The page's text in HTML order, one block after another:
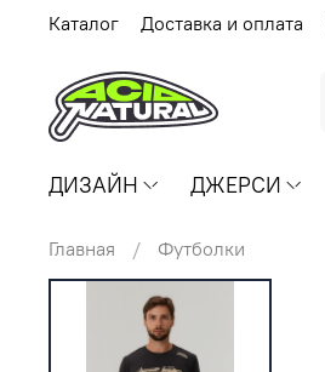
Каталог Доставка и оплата
ДИЗАЙН ДЖЕРСИ
Главная
Футболки